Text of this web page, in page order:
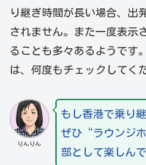
り継ぎ時間が長い場合、出
されません。また一度表示
ることも多々あるようです
は、何度もチェックしてく
りんりん
もし香港で乗り
ぜひ“ラウンジ
部として楽しんで